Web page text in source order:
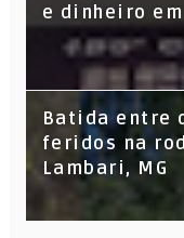
e dinheiro em
Batida entre
feridos na
Lambari, MG